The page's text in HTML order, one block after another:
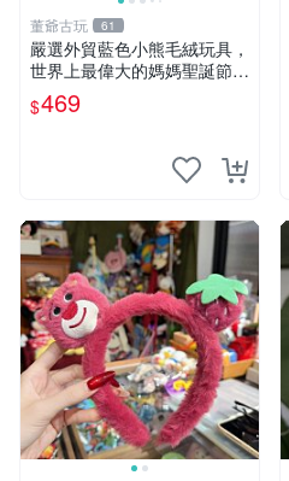
董爺古玩 61
嚴選外貿藍色小熊毛絨玩具，
世界上最偉大的媽媽聖誕節推
薦禮物 五角星 兒童玩具 母親
節
$469